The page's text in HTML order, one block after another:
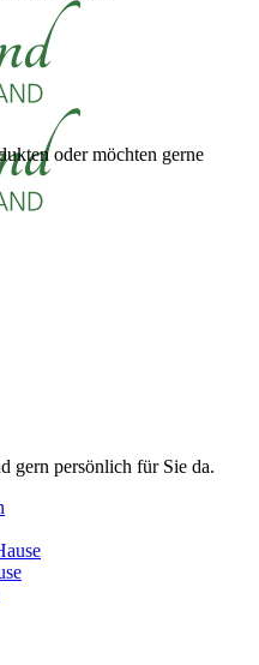
oder möchten gerne
gern persönlich für Sie da.